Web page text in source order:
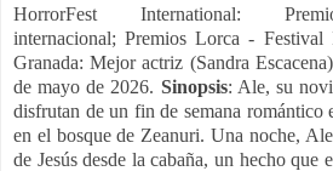
HorrorFest International:
internacional; Premios Lorca -
Granada: Mejor actriz (Sandra
de mayo de 2026. Sinopsis: Ale, su
disfrutan de un fin de semana romántico
en el bosque de Zeanuri. Una noche,
de Jesús desde la cabaña, un hecho que